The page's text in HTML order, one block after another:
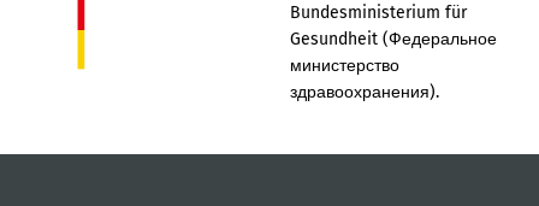
Bundesministerium für
Gesundheit (Федеральное
министерство
здравоохранения).